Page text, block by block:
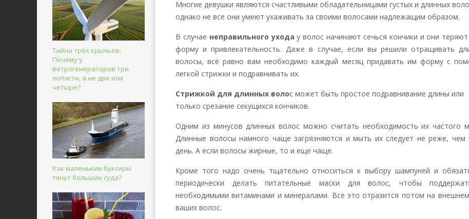
Многие девушки являются счастливыми обладательницами густых и длинных
однако не все они умеют ухаживать за своими волосами надлежащим образом.
В случае неправильного ухода у волос начинают сечься кончики и они
форму и привлекательность. Даже в случае, если вы решили отращивать
волосы, всё равно вам необходимо каждый месяц придавать им форму с
легкой стрижки и подравнивать их.
Стрижкой для длинных волос может быть простое подравнивание длины или
только срезание секущихся кончиков.
Одним из минусов длинных волос можно считать необходимость их частого
Длинные волосы намного чаще загрязняются и мыть их следует не реже, чем
день. А если волосы жирные, то и еще чаще.
Кроме того надо очень тщательно относиться к выбору шампуней и
периодически делать питательные маски для волос, чтобы
необходимыми витаминами и минералами. Все это отразится потом на
ваших волос.
Тайна трёх крыльев:
Почему у
ветрогенераторов три
лопасти, а не две или
четыре?
Как маленькие буксиры
тянут большие суда?